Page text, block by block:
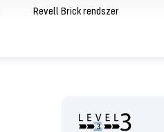
Revell Brick rendszer